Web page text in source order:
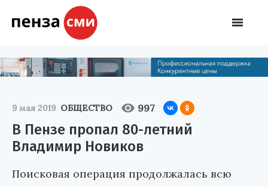
9 мая 2019 ОБЩЕСТВО 997
В Пензе пропал 80-летний
Владимир Новиков
Поисковая операция продолжалась всю